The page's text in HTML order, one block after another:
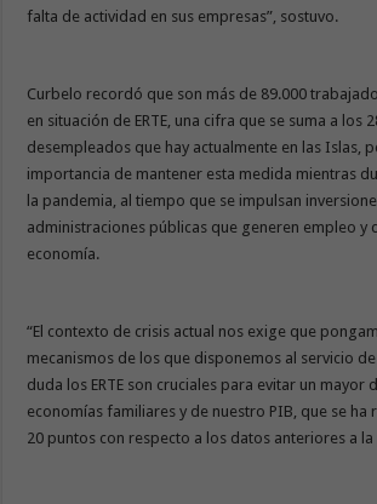
falta de actividad en sus empresas”, sostuvo.
Curbelo recordó que son más de 89.000
en situación de ERTE, una cifra que se suma a los
desempleados que hay actualmente en las Islas,
importancia de mantener esta medida mientras
la pandemia, al tiempo que se impulsan
administraciones públicas que generen empleo y
economía.
“El contexto de crisis actual nos exige que
mecanismos de los que disponemos al servicio
duda los ERTE son cruciales para evitar un mayor
economías familiares y de nuestro PIB, que se ha
20 puntos con respecto a los datos anteriores a